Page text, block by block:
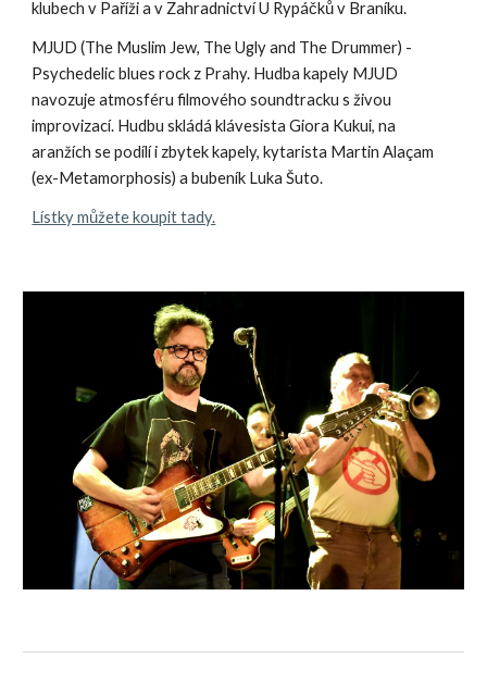
klubech v Paříži a v Zahradnictví U Rypáčků v Braníku.
MJUD (The Muslim Jew, The Ugly and The Drummer) -
Psychedelic blues rock z Prahy. Hudba kapely MJUD
navozuje atmosféru filmového soundtracku s živou
improvizací. Hudbu skládá klávesista Giora Kukui, na
aranžích se podílí i zbytek kapely, kytarista Martin Alaçam
(ex-Metamorphosis) a bubeník Luka Šuto.
Lístky můžete koupit tady.